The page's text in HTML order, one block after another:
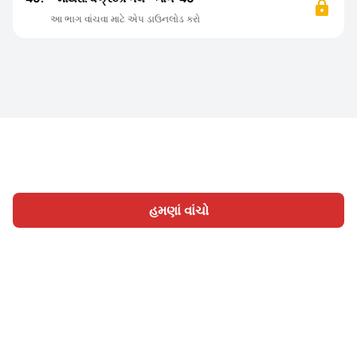
હમણાં વાંચો
આ ભાગ વાંચવા માટે એપ ડાઉનલોડ કરો
હોમ શ્રેણી લખો લેખો સાઈન ઇન